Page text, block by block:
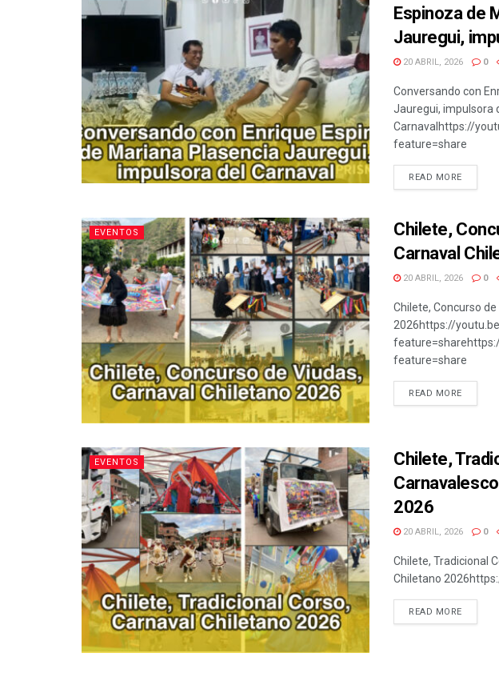
Espinoza de
Jauregui,
20 ABRIL, 2026 0
Conversando con
Jauregui, impulsora
Carnavalhttps://
feature=share
READ MORE
EVENTOS
Chilete,
Carnaval
20 ABRIL, 2026 0
Chilete, Concurso
2026https://
feature=share
READ MORE
EVENTOS
Chilete,
2026
20 ABRIL, 2026 0
Chilete, Tradicional
Chiletano
READ MORE